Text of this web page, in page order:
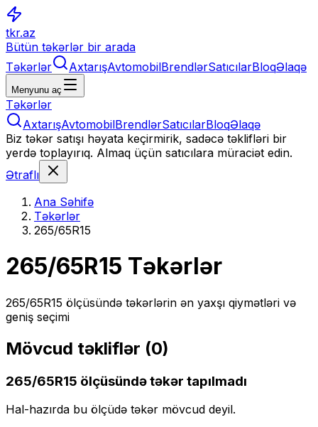
tkr.az
Bütün təkərlər bir arada
Təkərlər
AxtarışAvtomobilBrendlərSatıcılarBloqƏlaqə
Menyunu aç
Təkərlər
AxtarışAvtomobilBrendlərSatıcılarBloqƏlaqə
Biz təkər satışı həyata keçirmirik, sadəcə təklifləri bir
yerdə toplayırıq. Almaq üçün satıcılara müraciət edin.
Ətraflı
Ana Səhifə
Təkərlər
265/65R15
265/65R15 Təkərlər
265/65R15 ölçüsündə təkərlərin ən yaxşı qiymətləri və
geniş seçimi
Mövcud təkliflər (0)
265/65R15 ölçüsündə təkər tapılmadı
Hal-hazırda bu ölçüdə təkər mövcud deyil.